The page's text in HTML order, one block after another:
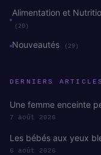
Alimentation et
(20)
Nouveautés (29)
DERNIERS ARTICLES
Une femme enceinte
7 août 2026
Les bébés aux yeux
6 août 2026